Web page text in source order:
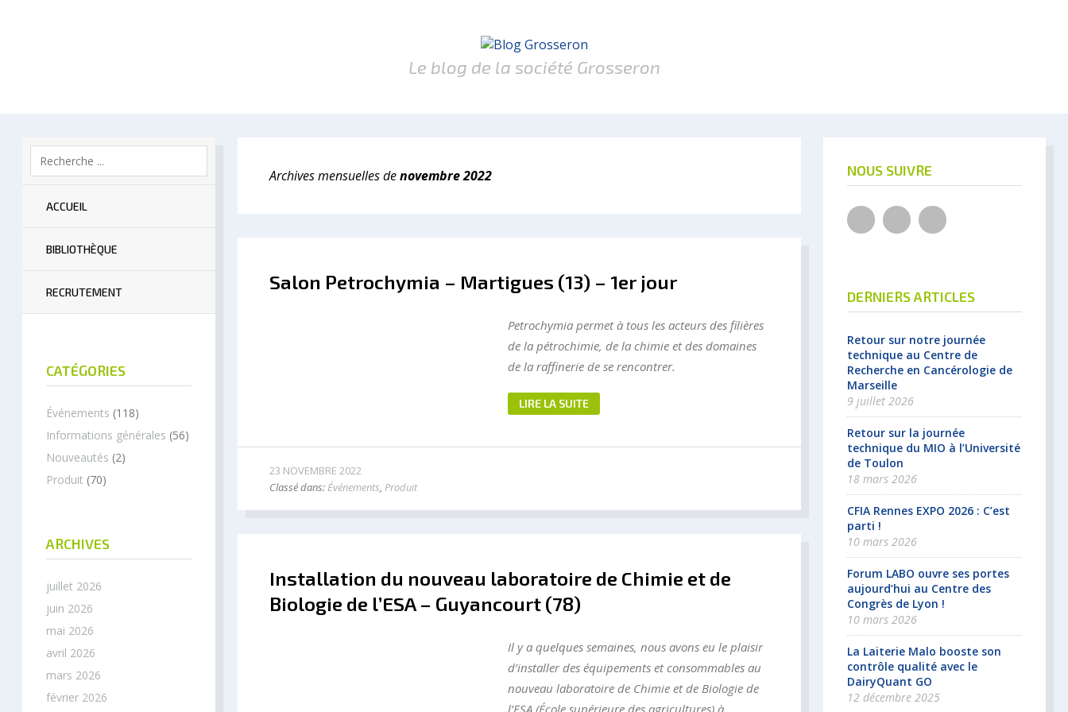
Le blog de la société Grosseron
ACCUEIL
BIBLIOTHÈQUE
RECRUTEMENT
CATÉGORIES
Événements (118)
Informations générales (56)
Nouveautés (2)
Produit (70)
ARCHIVES
juillet 2026
juin 2026
mai 2026
avril 2026
mars 2026
février 2026
Archives mensuelles denovembre 2022
Salon Petrochymia – Martigues (13) – 1er jour
Petrochymia permet à tous les acteurs des filières
de la pétrochimie, de la chimie et des domaines
de la raffinerie de se rencontrer.
LIRE LA SUITE
23 NOVEMBRE 2022
Classé dans:Événements, Produit
Installation du nouveau laboratoire de Chimie et de
Biologie de l’ESA – Guyancourt (78)
Il y a quelques semaines, nous avons eu le plaisir
d’installer des équipements et consommables au
nouveau laboratoire de Chimie et de Biologie de
l’ESA (École supérieure des agricultures) à
NOUS SUIVRE
FacebookYouTubeLinkedIn
DERNIERS ARTICLES
Retour sur notre journée
technique au Centre de
Recherche en Cancérologie de
Marseille
9 juillet 2026
Retour sur la journée
technique du MIO à l’Université
de Toulon
18 mars 2026
CFIA Rennes EXPO 2026 : C’est
parti !
10 mars 2026
Forum LABO ouvre ses portes
aujourd’hui au Centre des
Congrès de Lyon !
10 mars 2026
La Laiterie Malo booste son
contrôle qualité avec le
DairyQuant GO
12 décembre 2025